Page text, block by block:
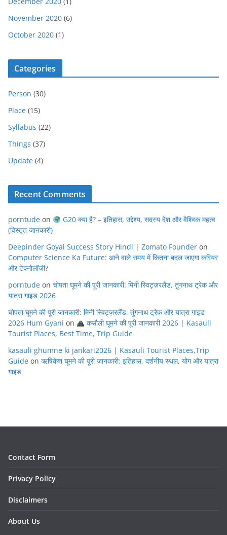
November 2020 (6)
October 2020 (1)
Categories
Person (30)
Place (15)
Syllabus (22)
Things (37)
Update (4)
Recent Comments
porntude on
G20 क्या है? – इतिहास, उद्देश्य, सदस्य देश और वैश्विक महत्व
(विस्तृत जानकारी)
Deepinder Goyal Success Story Hindi | Zomato Founder on
Computer Science Ka Future: आने वाले समय में कितना बदल जाएगा करियर
और टेक्नोलॉजी?
porntude on चोपता घूमने की पूरी जानकारी: मिनी स्विट्ज़रलैंड, तुंगनाथ ट्रेक और
यात्रा गाइड 2026
चोपता घूमने की पूरी जानकारी: मिनी स्विट्ज़रलैंड, तुंगनाथ ट्रेक और यात्रा गाइड
2026 Hum Gyani on
कसौली घूमने की पूरी जानकारी 2026 | Kasauli
Tourist Places, Best Time, Trip Guide
kasauli ghumne ki jankari2026 | Kasauli Tourist Places,Trip
Guide on ऋषिकेश घूमने की पूरी जानकारी: इतिहास, दर्शनीय स्थल, योग और यात्रा
गाइड
Contact Form
Privacy Policy
Disclaimers
About Us